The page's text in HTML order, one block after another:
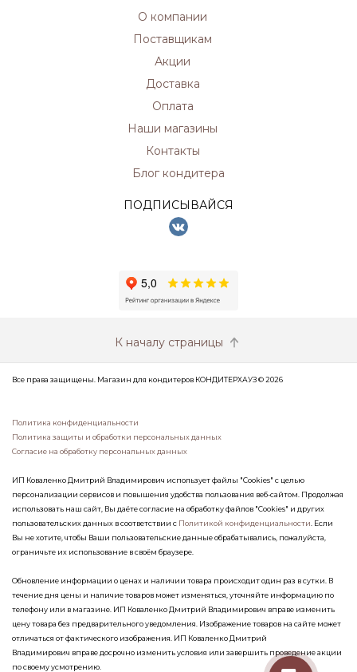
О компании
Поставщикам
Акции
Доставка
Оплата
Наши магазины
Контакты
Блог кондитера
ПОДПИСЫВАЙСЯ
К началу страницы
Все права защищены. Магазин для кондитеров КОНДИТЕРХАУЗ © 2026
Политика конфиденциальности
Политика защиты и обработки персональных данных
Согласие на обработку персональных данных
ИП Коваленко Дмитрий Владимирович использует файлы "Cookies" с целью
персонализации сервисов и повышения удобства пользования веб-сайтом. Продолжая
использовать наш сайт, Вы даёте согласие на обработку файлов "Cookies" и других
пользовательских данных в соответствии с Политикой конфиденциальности . Если
Вы не хотите, чтобы Ваши пользовательские данные обрабатывались, пожалуйста,
ограничьте их использование в своём браузере.
Обновление информации о ценах и наличии товара происходит один раз в сутки. В
течение дня цены и наличие товаров может изменяться, уточняйте информацию по
телефону или в магазине. ИП Коваленко Дмитрий Владимирович вправе изменить
цену товара без предварительного уведомления. Изображение товаров на сайте может
отличаться от фактического изображения. ИП Коваленко Дмитрий
Владимирович вправе досрочно изменить условия или завершить проведение акции
по своему усмотрению.